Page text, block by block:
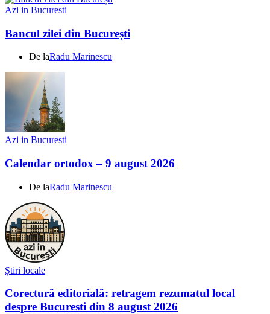
Azi in Bucuresti
Bancul zilei din București
De laRadu Marinescu
Azi in Bucuresti
Calendar ortodox – 9 august 2026
De laRadu Marinescu
Știri locale
Corectură editorială: retragem rezumatul local
despre Bucuresti din 8 august 2026